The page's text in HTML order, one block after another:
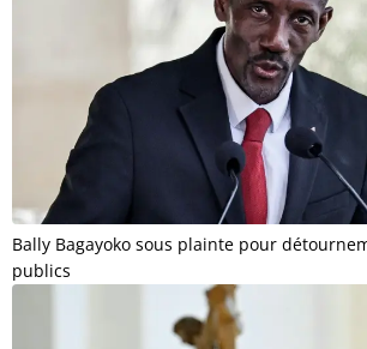
Bally Bagayoko sous plainte pour
publics